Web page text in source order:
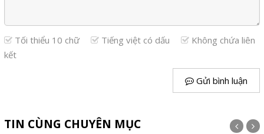
Tối thiểu 10 chữ Tiếng việt có dấu
Không chứa liên
kết
Gửi bình luận
TIN CÙNG CHUYÊN MỤC